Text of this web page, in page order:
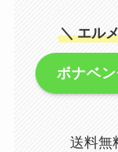
＼ エル
ボナベ
送料無